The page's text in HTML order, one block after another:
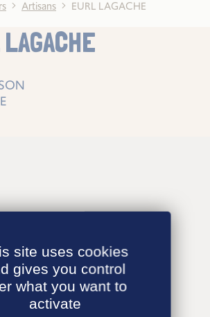
Artisans EURL LAGACHE
site uses cookies
gives you control
what you want to
activate